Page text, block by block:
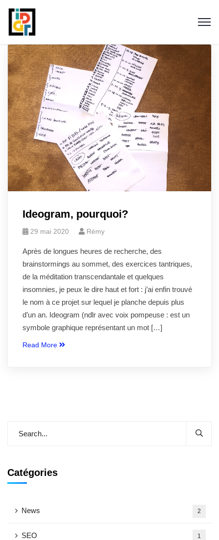
Ideogram, pourquoi?
29 mai 2020 Rémy
Après de longues heures de recherche, des
brainstormings au sommet, des exercices tantriques,
de la méditation transcendantale et quelques
insomnies, je peux le dire haut et fort : j’ai enfin trouvé
le nom à ce projet sur lequel je planche depuis plus
d’un an. Ideogram (ndlr avec voix pompeuse : est un
symbole graphique représentant un mot […]
Read More
Catégories
News 2
SEO 1